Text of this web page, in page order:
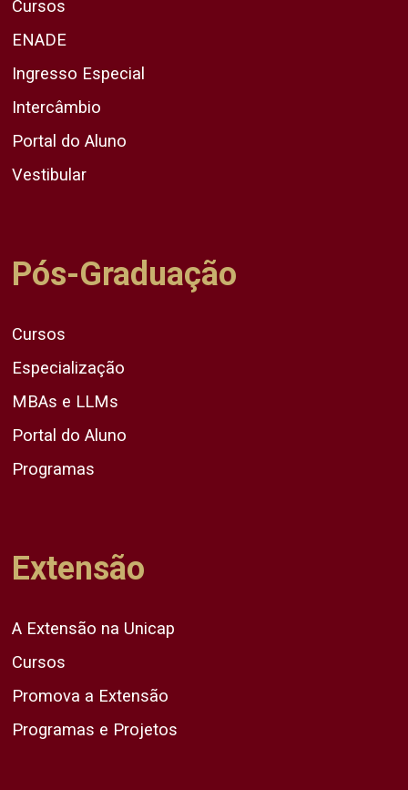
Cursos
ENADE
Ingresso Especial
Intercâmbio
Portal do Aluno
Vestibular
Pós-Graduação
Cursos
Especialização
MBAs e LLMs
Portal do Aluno
Programas
Extensão
A Extensão na Unicap
Cursos
Promova a Extensão
Programas e Projetos